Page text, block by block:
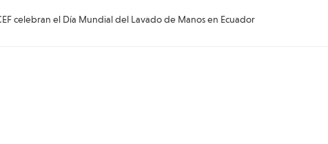
celebran el Día Mundial del Lavado de Manos en Ecuador